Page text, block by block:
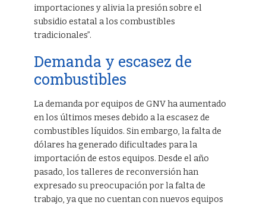
importaciones y alivia la presión sobre el
subsidio estatal a los combustibles
tradicionales”.
Demanda y escasez de
combustibles
La demanda por equipos de GNV ha aumentado
en los últimos meses debido a la escasez de
combustibles líquidos. Sin embargo, la falta de
dólares ha generado dificultades para la
importación de estos equipos. Desde el año
pasado, los talleres de reconversión han
expresado su preocupación por la falta de
trabajo, ya que no cuentan con nuevos equipos